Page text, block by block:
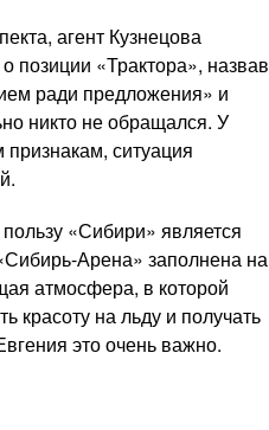
агент Кузнецова
позиции «Трактора», назвав
ради предложения» и
никто не обращался. У
ситуация
«Сибири» является
Арена» заполнена на
атмосфера, в которой
красоту на льду и получать
это очень важно.